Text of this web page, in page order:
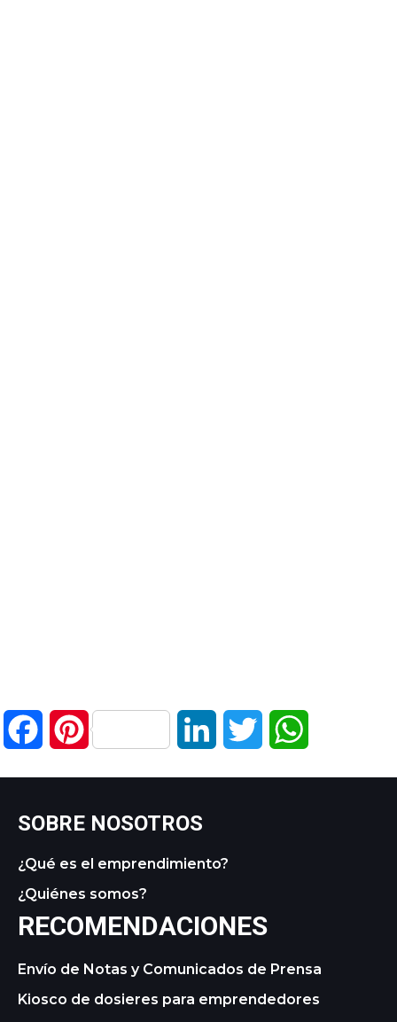
FacebookPinterest LinkedIn Twitter
SOBRE NOSOTROS
¿Qué es el emprendimiento?
¿Quiénes somos?
RECOMENDACIONES
Envío de Notas y Comunicados de Prensa
Kiosco de dosieres para emprendedores